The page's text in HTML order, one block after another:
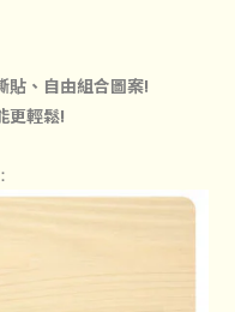
貼、自由組合圖案!
更輕鬆!